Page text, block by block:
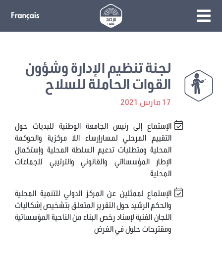
لجنة تنظيم الإدارة وشؤون
القوات الحاملة للسلاح
17 مارس 2021
الإستماع إلى رئيس الجامعة الوطنية للبديات حول
التقييم المرحلي لمسارإرساء اللا مركزية والحوكمة
المحلية ومتطلبات تدعيم السلطة المحلية وإستكمال
الإطار المؤسسااتي والقانوني والترتيبي للجماعات
المحلية
الإستماع لممثلين عن المركز الدولي للتنمية المحلية
والحكم الرشيد حول التقرير المتعلق بتشخيص إشكاليات
اللجان الفنية لإسناد رخص البناء من الناحية المؤسساتية
ومقترحات حلول في الغرض